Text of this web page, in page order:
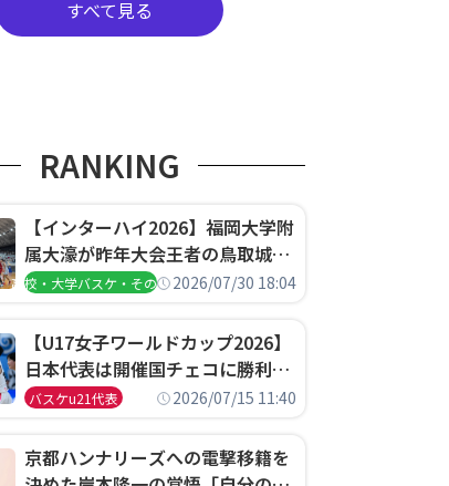
すべて見る
RANKING
【インターハイ2026】福岡大学附
属大濠が昨年大会王者の鳥取城北
を撃破、大阪薫英女学院は岐阜女
高校・大学バスケ・その他2026/07/30 18:04
【U17女子ワールドカップ2026】
日本代表は開催国チェコに勝利し
て予選グループ3連勝で首位通
決定
バスケu21代表 2026/07/15 11:40
京都ハンナリーズへの電撃移籍を